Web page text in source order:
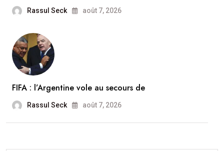
Rassul Seck août 7, 2026
FIFA : l’Argentine vole au secours de
Rassul Seck août 7, 2026